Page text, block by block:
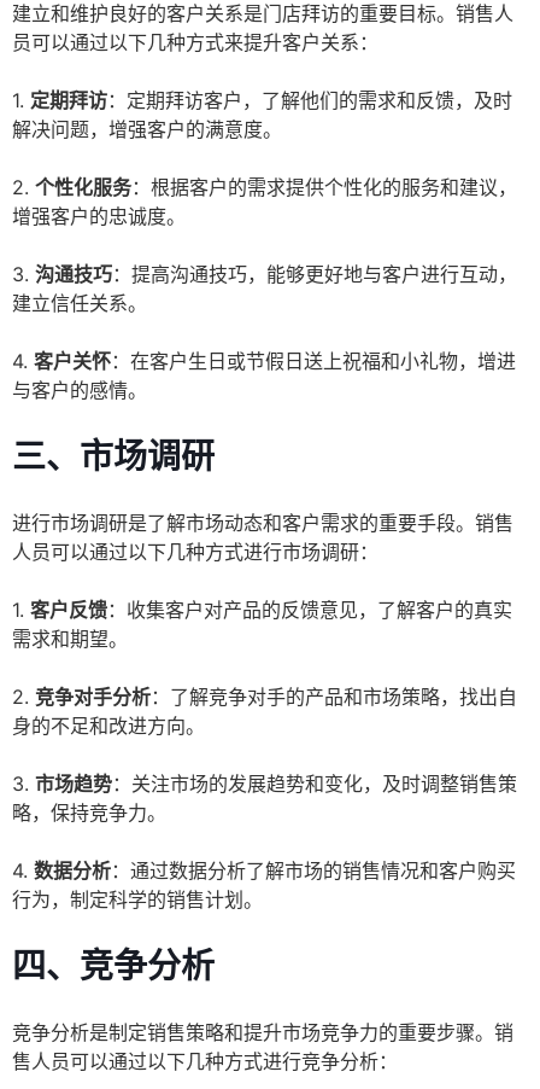
建立和维护良好的客户关系是门店拜访的重要目标。销售人
员可以通过以下几种方式来提升客户关系：
1. 定期拜访：定期拜访客户，了解他们的需求和反馈，及时
解决问题，增强客户的满意度。
2. 个性化服务：根据客户的需求提供个性化的服务和建议，
增强客户的忠诚度。
3. 沟通技巧：提高沟通技巧，能够更好地与客户进行互动，
建立信任关系。
4. 客户关怀：在客户生日或节假日送上祝福和小礼物，增进
与客户的感情。
三、市场调研
进行市场调研是了解市场动态和客户需求的重要手段。销售
人员可以通过以下几种方式进行市场调研：
1. 客户反馈：收集客户对产品的反馈意见，了解客户的真实
需求和期望。
2. 竞争对手分析：了解竞争对手的产品和市场策略，找出自
身的不足和改进方向。
3. 市场趋势：关注市场的发展趋势和变化，及时调整销售策
略，保持竞争力。
4. 数据分析：通过数据分析了解市场的销售情况和客户购买
行为，制定科学的销售计划。
四、竞争分析
竞争分析是制定销售策略和提升市场竞争力的重要步骤。销
售人员可以通过以下几种方式进行竞争分析：